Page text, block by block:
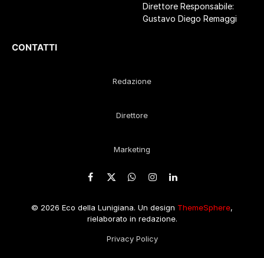
Direttore Responsabile:
Gustavo Diego Remaggi
CONTATTI
Redazione
Direttore
Marketing
Facebook
X
WhatsApp
Instagram
LinkedIn
© 2026 Eco della Lunigiana. Un design ThemeSphere,
rielaborato in redazione.
Privacy Policy